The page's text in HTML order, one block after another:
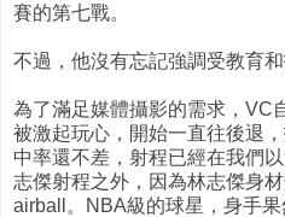
賽的第七戰。
不過，他沒有忘記強調受教育和
為了滿足媒體攝影的需求，VC
被激起玩心，開始一直往後退
中率還不差，射程已經在我們
志傑射程之外，因為林志傑身
airball。NBA級的球星，身手果